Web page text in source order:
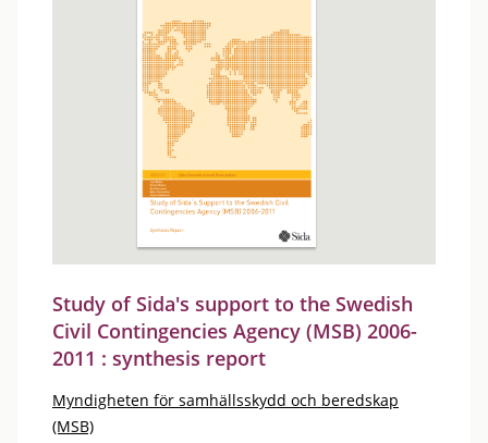
Study of Sida's support to the Swedish
Civil Contingencies Agency (MSB) 2006-
2011 : synthesis report
Myndigheten för samhällsskydd och beredskap
(MSB)